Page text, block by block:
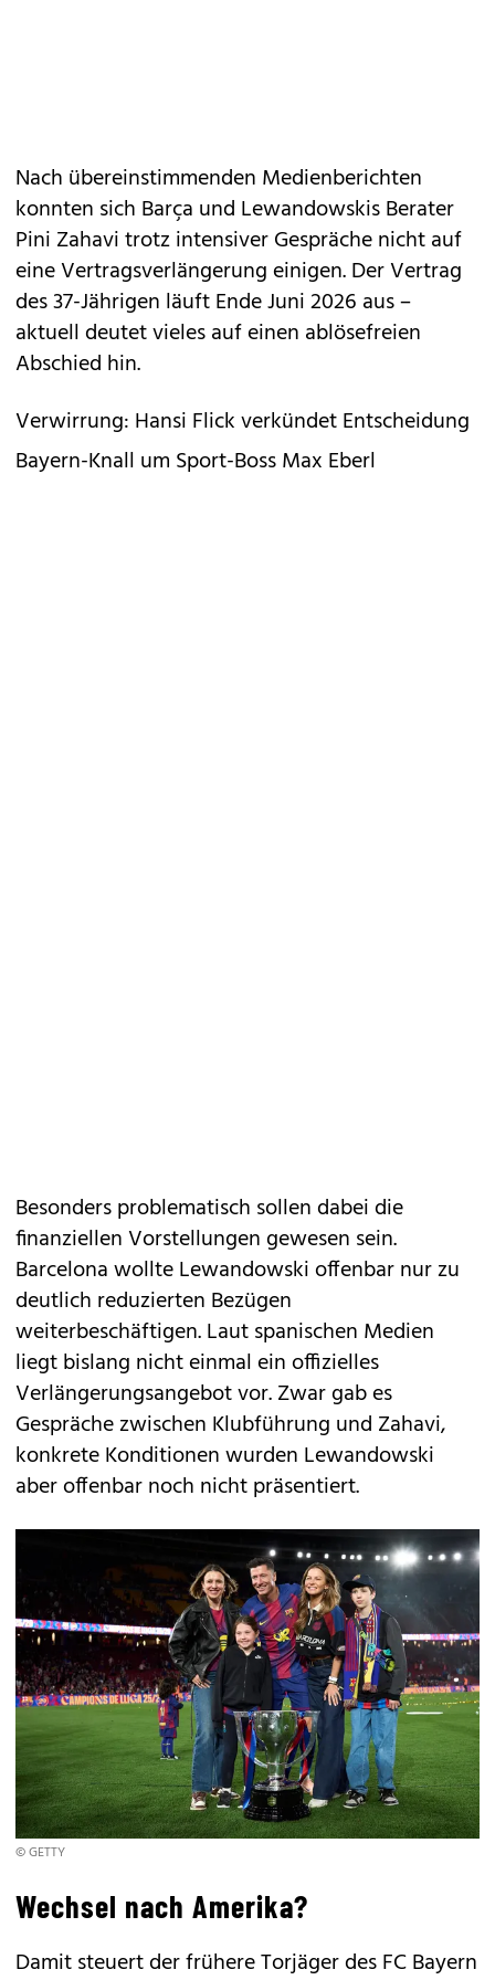
Nach übereinstimmenden Medienberichten
konnten sich Barça und Lewandowskis Berater
Pini Zahavi trotz intensiver Gespräche nicht auf
eine Vertragsverlängerung einigen. Der Vertrag
des 37-Jährigen läuft Ende Juni 2026 aus –
aktuell deutet vieles auf einen ablösefreien
Abschied hin.
Verwirrung: Hansi Flick verkündet Entscheidung
Bayern-Knall um Sport-Boss Max Eberl
Besonders problematisch sollen dabei die
finanziellen Vorstellungen gewesen sein.
Barcelona wollte Lewandowski offenbar nur zu
deutlich reduzierten Bezügen
weiterbeschäftigen. Laut spanischen Medien
liegt bislang nicht einmal ein offizielles
Verlängerungsangebot vor. Zwar gab es
Gespräche zwischen Klubführung und Zahavi,
konkrete Konditionen wurden Lewandowski
aber offenbar noch nicht präsentiert.
© GETTY
Wechsel nach Amerika?
Damit steuert der frühere Torjäger des FC Bayern